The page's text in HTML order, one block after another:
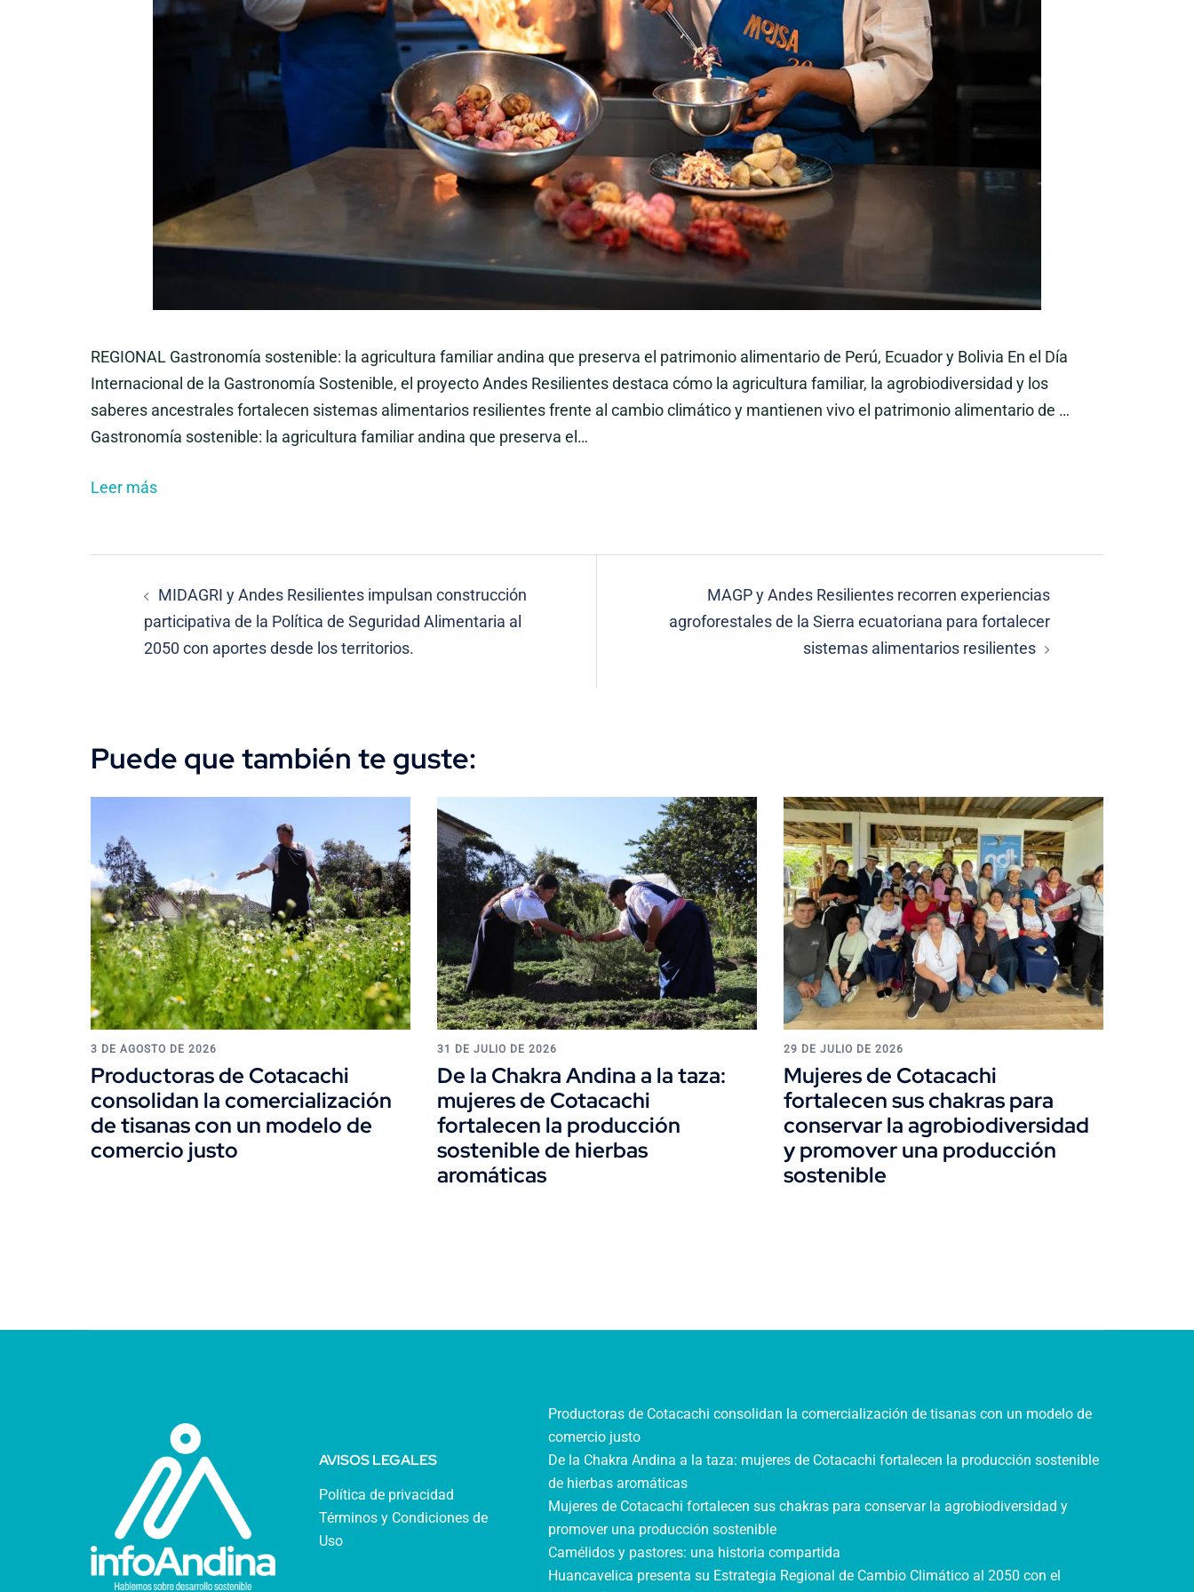
REGIONAL Gastronomía sostenible: la agricultura familiar andina que preserva el patrimonio alimentario de Perú, Ecuador y Bolivia En el Día
Internacional de la Gastronomía Sostenible, el proyecto Andes Resilientes destaca cómo la agricultura familiar, la agrobiodiversidad y los
saberes ancestrales fortalecen sistemas alimentarios resilientes frente al cambio climático y mantienen vivo el patrimonio alimentario de …
Gastronomía sostenible: la agricultura familiar andina que preserva el…
Leer más
Navegación
entradas
MIDAGRI y Andes Resilientes impulsan construcción
participativa de la Política de Seguridad Alimentaria al
2050 con aportes desde los territorios.
MAGP y Andes Resilientes recorren experiencias
agroforestales de la Sierra ecuatoriana para fortalecer
sistemas alimentarios resilientes
Puede que también te guste:
3 DE AGOSTO DE 2026
Productoras de Cotacachi
consolidan la comercialización
de tisanas con un modelo de
comercio justo
31 DE JULIO DE 2026
De la Chakra Andina a la taza:
mujeres de Cotacachi
fortalecen la producción
sostenible de hierbas
aromáticas
29 DE JULIO DE 2026
Mujeres de Cotacachi
fortalecen sus chakras para
conservar la agrobiodiversidad
y promover una producción
sostenible
AVISOS LEGALES
Política de privacidad
Términos y Condiciones de
Uso
Productoras de Cotacachi consolidan la comercialización de tisanas con un modelo de
comercio justo
De la Chakra Andina a la taza: mujeres de Cotacachi fortalecen la producción sostenible
de hierbas aromáticas
Mujeres de Cotacachi fortalecen sus chakras para conservar la agrobiodiversidad y
promover una producción sostenible
Camélidos y pastores: una historia compartida
Huancavelica presenta su Estrategia Regional de Cambio Climático al 2050 con el